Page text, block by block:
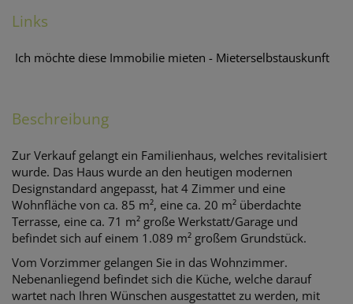
Links
Ich möchte diese Immobilie mieten - Mieterselbstauskunft
Beschreibung
Zur Verkauf gelangt ein Familienhaus, welches revitalisiert
wurde. Das Haus wurde an den heutigen modernen
Designstandard angepasst, hat 4 Zimmer und eine
Wohnfläche von ca. 85 m², eine ca. 20 m² überdachte
Terrasse, eine ca. 71 m² große Werkstatt/Garage und
befindet sich auf einem 1.089 m² großem Grundstück.
Vom Vorzimmer gelangen Sie in das Wohnzimmer.
Nebenanliegend befindet sich die Küche, welche darauf
wartet nach Ihren Wünschen ausgestattet zu werden, mit